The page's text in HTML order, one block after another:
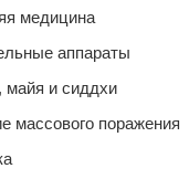
медицина
аппараты
майя и сиддхи
массового поражения